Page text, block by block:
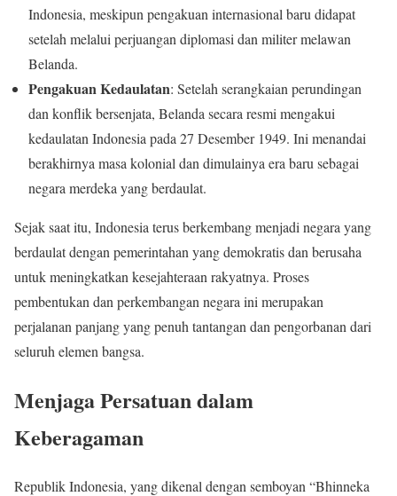
Indonesia, meskipun pengakuan internasional baru didapat
setelah melalui perjuangan diplomasi dan militer melawan
Belanda.
Pengakuan Kedaulatan: Setelah serangkaian perundingan
dan konflik bersenjata, Belanda secara resmi mengakui
kedaulatan Indonesia pada 27 Desember 1949. Ini menandai
berakhirnya masa kolonial dan dimulainya era baru sebagai
negara merdeka yang berdaulat.
Sejak saat itu, Indonesia terus berkembang menjadi negara yang
berdaulat dengan pemerintahan yang demokratis dan berusaha
untuk meningkatkan kesejahteraan rakyatnya. Proses
pembentukan dan perkembangan negara ini merupakan
perjalanan panjang yang penuh tantangan dan pengorbanan dari
seluruh elemen bangsa.
Menjaga Persatuan dalam
Keberagaman
Republik Indonesia, yang dikenal dengan semboyan “Bhinneka